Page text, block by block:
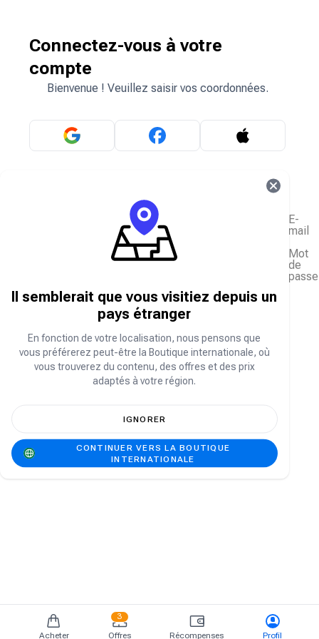
Acheter
3
Offres
Récompenses Profil
Connectez-vous à votre
compte
Bienvenue ! Veuillez saisir vos coordonnées.
E-
mail
Mot
de
passe
Se connecter
Il semblerait que vous visitiez depuis un
pays étranger
En fonction de votre localisation, nous pensons que
vous préférerez peut-être la Boutique internationale, où
vous trouverez du contenu, des offres et des prix
adaptés à votre région.
IGNORER
CONTINUER VERS LA BOUTIQUE
INTERNATIONALE